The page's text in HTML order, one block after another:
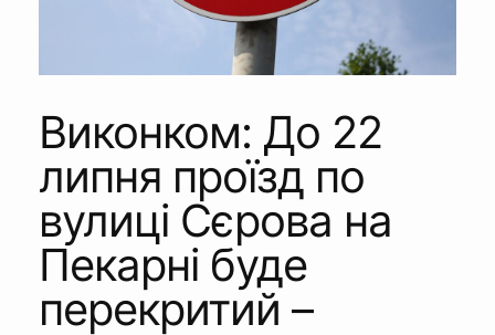
Виконком: До 22
липня проїзд по
вулиці Сєрова на
Пекарні буде
перекритий –